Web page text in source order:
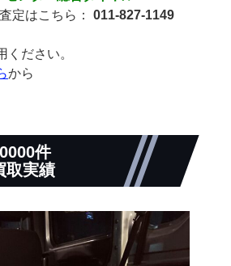
定はこちら：011-827-1149
ください。
から
件
取実績